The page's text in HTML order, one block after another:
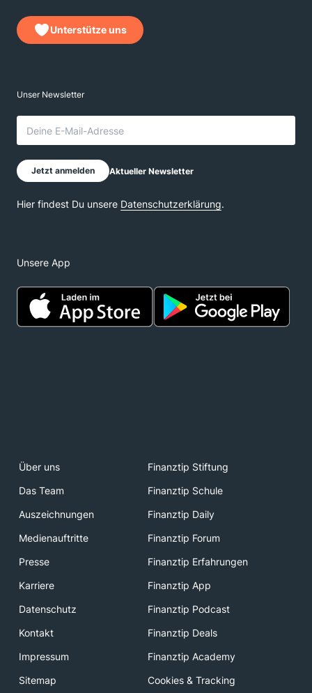
Unterstütze uns
Unsere App
Über uns
Finanztip Stiftung
Das Team
Finanztip Schule
Auszeichnungen
Finanztip Daily
Medienauftritte
Finanztip Forum
Presse
Finanztip Erfahrungen
Karriere
Finanztip App
Datenschutz
Finanztip Podcast
Kontakt
Finanztip Deals
Impressum
Finanztip Academy
Sitemap
Cookies & Tracking